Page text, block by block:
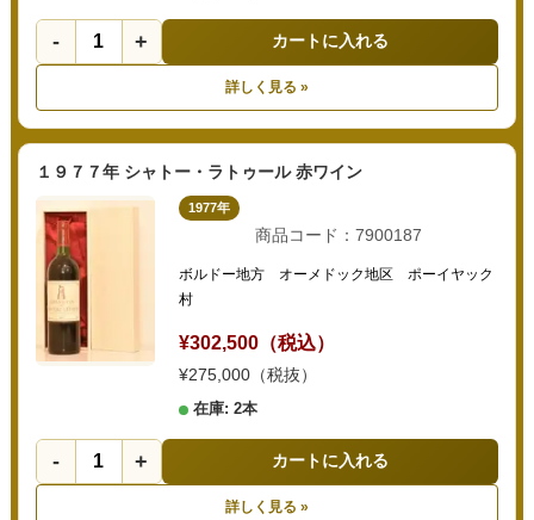
- + カートに入れる
詳しく見る »
１９７７年 シャトー・ラトゥール 赤ワイン
1977年
商品コード：7900187
ボルドー地方 オーメドック地区 ポーイヤック
村
¥302,500（税込）
¥275,000（税抜）
在庫: 2本
- + カートに入れる
詳しく見る »